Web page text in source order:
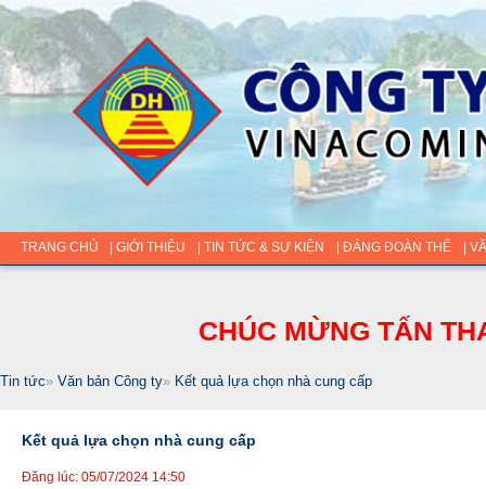
TRANG CHỦ | GIỚI THIỆU | TIN TỨC & SỰ KIỆN | ĐẢNG ĐOÀN THỂ |
CHÚC MỪNG TẤN
Tin tức» Văn bản Công ty» Kết quả lựa chọn nhà cung cấp
Kết quả lựa chọn nhà cung cấp
Đăng lúc: 05/07/2024 14:50